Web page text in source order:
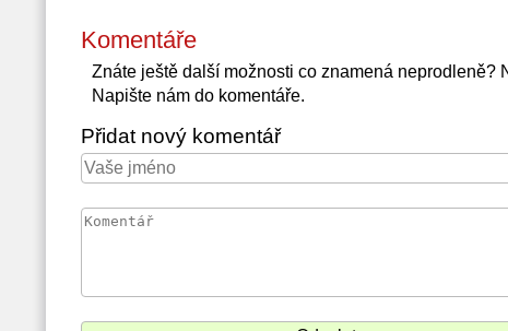
Komentáře
Znáte ještě další možnosti co znamená neprodleně?
Napište nám do komentáře.
Přidat nový komentář